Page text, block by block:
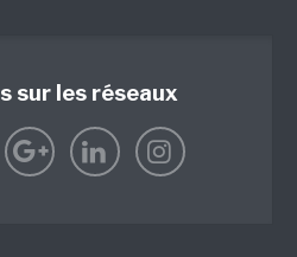
sur les réseaux